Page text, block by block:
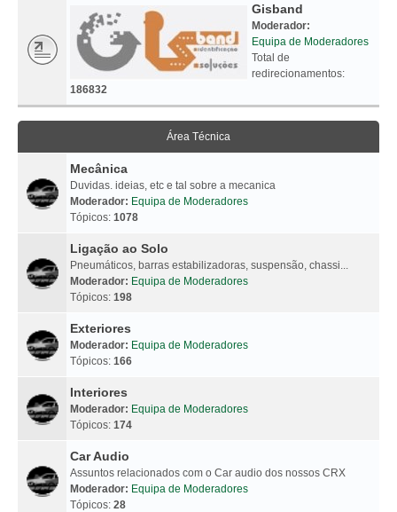
Gisband
Moderador:
Equipa de Moderadores
Total de
redirecionamentos:
186832
Área Técnica
Mecânica
Duvidas. ideias, etc e tal sobre a mecanica
Moderador: Equipa de Moderadores
Tópicos: 1078
Ligação ao Solo
Pneumáticos, barras estabilizadoras, suspensão, chassi...
Moderador: Equipa de Moderadores
Tópicos: 198
Exteriores
Moderador: Equipa de Moderadores
Tópicos: 166
Interiores
Moderador: Equipa de Moderadores
Tópicos: 174
Car Audio
Assuntos relacionados com o Car audio dos nossos CRX
Moderador: Equipa de Moderadores
Tópicos: 28